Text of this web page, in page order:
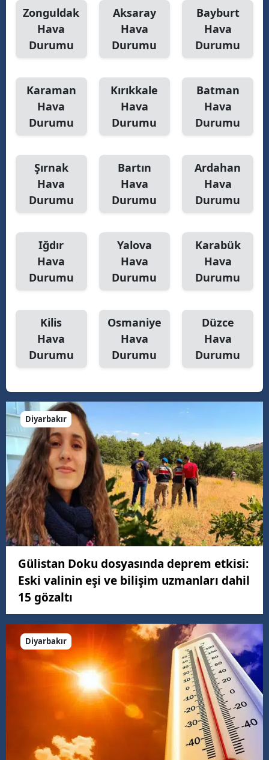
Zonguldak
Hava
Durumu
Aksaray
Hava
Durumu
Bayburt
Hava
Durumu
Karaman
Hava
Durumu
Kırıkkale
Hava
Durumu
Batman
Hava
Durumu
Şırnak
Hava
Durumu
Bartın
Hava
Durumu
Ardahan
Hava
Durumu
Iğdır
Hava
Durumu
Yalova
Hava
Durumu
Karabük
Hava
Durumu
Kilis
Hava
Durumu
Osmaniye
Hava
Durumu
Düzce
Hava
Durumu
Diyarbakır
Gülistan Doku dosyasında deprem etkisi:
Eski valinin eşi ve bilişim uzmanları dahil
15 gözaltı
Diyarbakır